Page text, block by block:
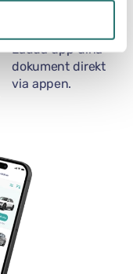
Ladda upp dina
dokument direkt
via appen.